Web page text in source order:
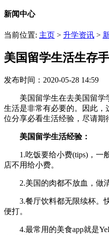
新闻中心
当前位置: 主页 > 升学资讯 >
美国留学生活生存
发布时间：2020-05-28 14:59
美国留学生在去美国留学
生活是非常有必要的。因此
位分享必看生活经验，尽请期
美国留学生活经验：
1.吃饭要给小费(tips)，一般
店不用给小费。
2.美国的肉都不放血，做清
3.餐厅饮料都无限续杯。
便打。
4.最常用的美食app就是